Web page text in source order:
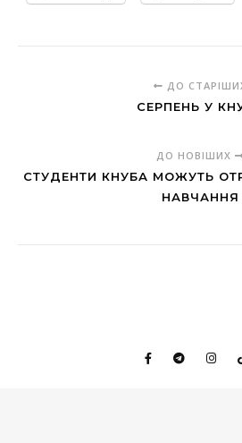
ДО
СЕРПЕНЬ У
ДО НОВІШИХ
СТУДЕНТИ КНУБА МОЖУТЬ
НАВЧАННЯ